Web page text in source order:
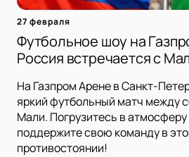
27 февраля
Футбольное шоу на
Россия встречается с
На Газпром Арене в Санкт-
яркий футбольный матч между
Мали. Погрузитесь в
поддержите свою команду в
противостоянии!